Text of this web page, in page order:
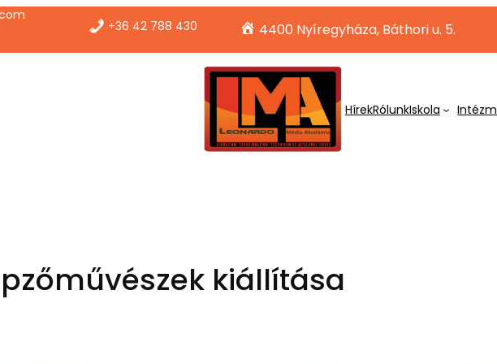
+36 42 788 430 4400 Nyíregyháza, Báthori u. 5.
HírekRólunkIskola
kiállítása